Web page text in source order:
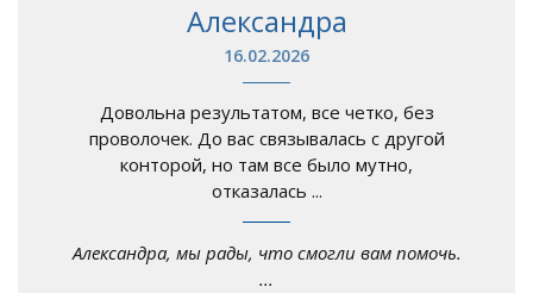
Александра
16.02.2026
Довольна результатом, все четко, без
проволочек. До вас связывалась с другой
конторой, но там все было мутно,
отказалась ...
Александра, мы рады, что смогли вам помочь.
...